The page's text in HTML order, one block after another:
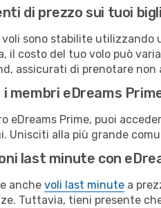
di prezzo sui tuoi
sono stabilite utilizzando
il costo del tuo volo può
assicurati di prenotare
membri eDreams
eDreams Prime, puoi
Unisciti alla più grande
last minute con
anche voli last minute a
Tuttavia, tieni presente